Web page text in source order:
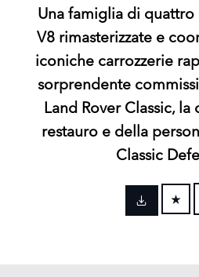
Una famiglia di quattro
V8 rimasterizzate e
iconiche carrozzerie
sorprendente
Land Rover Classic,
restauro e della
Classic